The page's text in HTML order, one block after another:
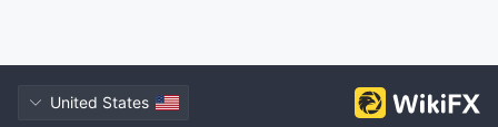
United States